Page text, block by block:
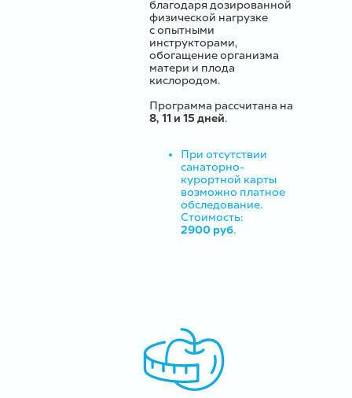
благодаря дозированной
физической нагрузке
с опытными
инструкторами,
обогащение организма
матери и плода
кислородом.
Программа рассчитана на
8, 11 и 15 дней.
При отсутствии
санаторно-
курортной карты
возможно платное
обследование.
Стоимость:
2900 руб.